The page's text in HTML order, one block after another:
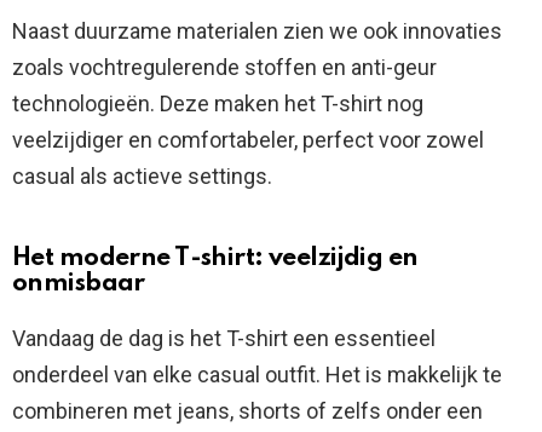
Naast duurzame materialen zien we ook innovaties
zoals vochtregulerende stoffen en anti-geur
technologieën. Deze maken het T-shirt nog
veelzijdiger en comfortabeler, perfect voor zowel
casual als actieve settings.
Het moderne T-shirt: veelzijdig en
onmisbaar
Vandaag de dag is het T-shirt een essentieel
onderdeel van elke casual outfit. Het is makkelijk te
combineren met jeans, shorts of zelfs onder een